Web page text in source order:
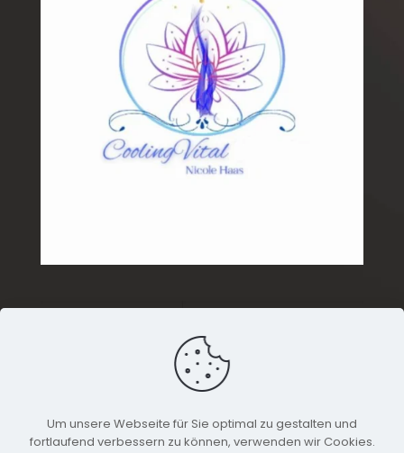
Zusätzlich nach telefonischer Vereinbarung.
Um unsere Webseite für Sie optimal zu gestalten und
fortlaufend verbessern zu können, verwenden wir Cookies.